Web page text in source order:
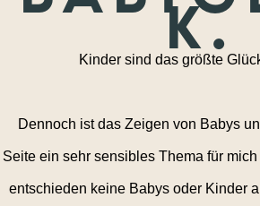
k.
Kinder sind das größte
Dennoch ist das Zeigen von Babys
Seite ein sehr sensibles Thema für
entschieden keine Babys oder Kinder